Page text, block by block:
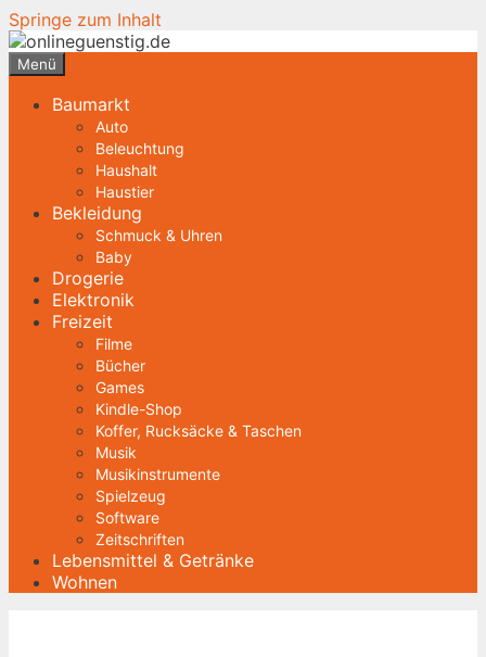
Springe zum Inhalt
Menü
Baumarkt
Auto
Beleuchtung
Haushalt
Haustier
Bekleidung
Schmuck & Uhren
Baby
Drogerie
Elektronik
Freizeit
Filme
Bücher
Games
Kindle-Shop
Koffer, Rucksäcke & Taschen
Musik
Musikinstrumente
Spielzeug
Software
Zeitschriften
Lebensmittel & Getränke
Wohnen